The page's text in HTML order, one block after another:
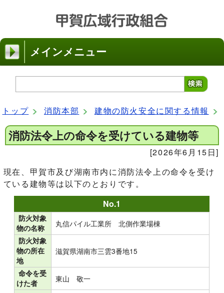
メインメニュー
トップ 消防本部 建物の防火安全に関する情報
消防法令上の命令を受けている建物等
[2026年6月15日]
現在、甲賀市及び湖南市内に消防法令上の命令を受け
ている建物等は以下のとおりです。
No.1
防火対象
物の名称
丸信パイル工業所 北側作業場棟
防火対象
物の所在
地
滋賀県湖南市三雲3番地15
命令を受
けた者
東山 敬一